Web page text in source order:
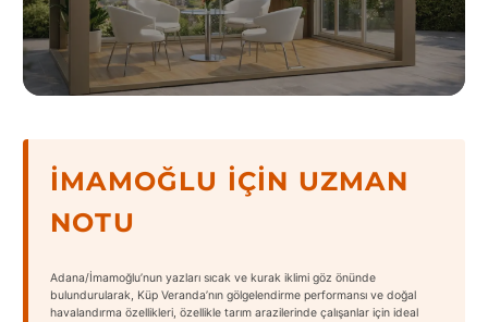
İMAMOĞLU İÇIN UZMAN
NOTU
Adana/İmamoğlu’nun yazları sıcak ve kurak iklimi göz önünde
bulundurularak, Küp Veranda’nın gölgelendirme performansı ve doğal
havalandırma özellikleri, özellikle tarım arazilerinde çalışanlar için ideal
United
States
Tüm
Adana